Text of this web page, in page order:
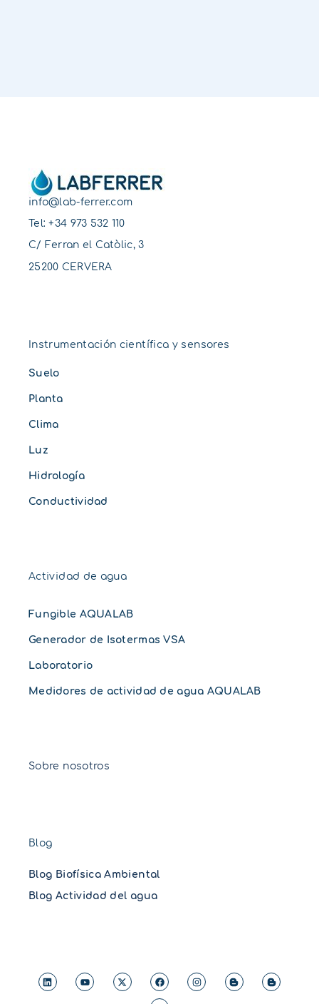
info@lab-ferrer.com
Tel:+34 973 532 110
C/ Ferran el Catòlic, 3
25200 CERVERA
Instrumentación científica y sensores
Suelo
Planta
Clima
Luz
Hidrología
Conductividad
Actividad de agua
Fungible AQUALAB
Generador de Isotermas VSA
Laboratorio
Medidores de actividad de agua AQUALAB
Sobre nosotros
Blog
Blog Biofísica Ambiental
Blog Actividad del agua